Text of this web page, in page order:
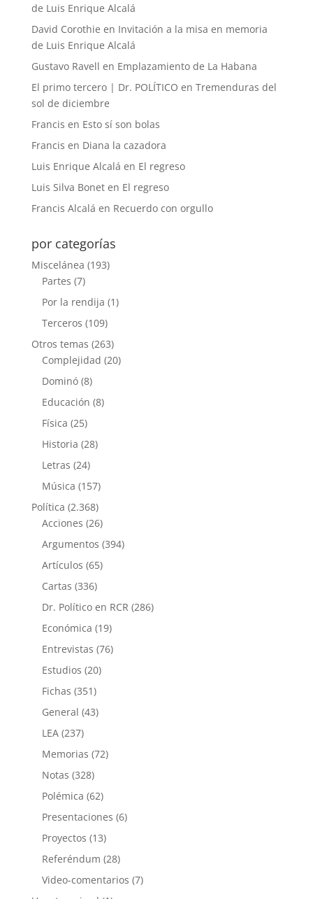
de Luis Enrique Alcalá
David Corothie en Invitación a la misa en memoria
de Luis Enrique Alcalá
Gustavo Ravell en Emplazamiento de La Habana
El primo tercero | Dr. POLÍTICO en Tremenduras del
sol de diciembre
Francis en Esto sí son bolas
Francis en Diana la cazadora
Luis Enrique Alcalá en El regreso
Luis Silva Boneten El regreso
Francis Alcalá en Recuerdo con orgullo
por categorías
Miscelánea (193)
Partes (7)
Por la rendija (1)
Terceros (109)
Otros temas (263)
Complejidad (20)
Dominó(8)
Educación (8)
Física (25)
Historia (28)
Letras (24)
Música (157)
Política (2.368)
Acciones (26)
Argumentos (394)
Artículos (65)
Cartas (336)
Dr. Político en RCR (286)
Económica (19)
Entrevistas (76)
Estudios (20)
Fichas (351)
General (43)
LEA(237)
Memorias (72)
Notas (328)
Polémica (62)
Presentaciones (6)
Proyectos (13)
Referéndum (28)
Video-comentarios (7)